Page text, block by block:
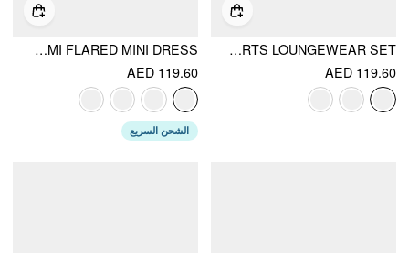
LACE SWEETHEART CROP TOP & LOW RISE SHORTS LOUNGEWEAR SET
AED 119.60
HIGH STRETCH SCOOP NECKLINE LACE TRIM CAMI FLARED MINI DRESS
AED 119.60
الشحن السريع